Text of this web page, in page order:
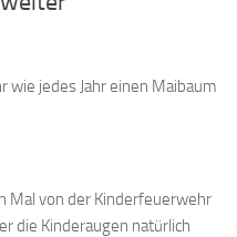
wie jedes Jahr einen Maibaum
Mal von der Kinderfeuerwehr
die Kinderaugen natürlich